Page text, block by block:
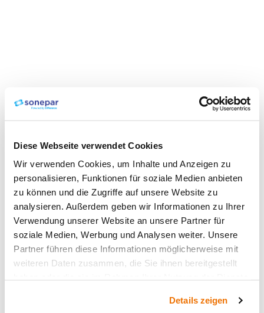
Diese Webseite verwendet Cookies
Wir verwenden Cookies, um Inhalte und Anzeigen zu
personalisieren, Funktionen für soziale Medien anbieten
zu können und die Zugriffe auf unsere Website zu
analysieren. Außerdem geben wir Informationen zu Ihrer
Verwendung unserer Website an unsere Partner für
soziale Medien, Werbung und Analysen weiter. Unsere
Partner führen diese Informationen möglicherweise mit
weiteren Daten zusammen, die Sie ihnen bereitgestellt
Details zeigen